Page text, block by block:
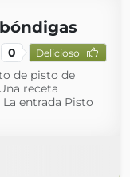
0 Delicioso
de pisto de
receta
entrada Pisto